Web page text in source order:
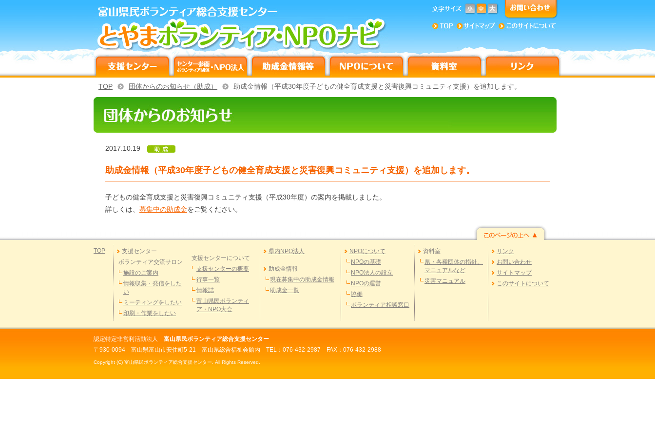
TOP 団体からのお知らせ（助成） 助成金情報（平成30年度子どもの健全育成支援と災害復興コミュニティ支援）を追加します。
2017.10.19
助成金情報（平成30年度子どもの健全育成支援と災害復興コミュニティ支援）を追加します。
子どもの健全育成支援と災害復興コミュニティ支援（平成30年度）の案内を掲載しました。
詳しくは、 募集中の助成金をご覧ください。
TOP
支援センター
ボランティア交流サロン
施設のご案内
情報収集・発信をした
い
ミーティングをしたい
印刷・作業をしたい
支援センターについて
支援センターの概要
行事一覧
情報誌
富山県民ボランティ
ア・NPO大会
県内NPO法人
助成金情報
現在募集中の助成金情報
助成金一覧
NPOについて
NPOの基礎
NPO法人の設立
NPOの運営
協働
ボランティア相談窓口
資料室
県・各種団体の指針、
マニュアルなど
災害マニュアル
リンク
お問い合わせ
サイトマップ
このサイトについて
認定特定非営利活動法人 富山県民ボランティア総合支援センター
〒930-0094 富山県富山市安住町5-21 富山県総合福祉会館内 TEL：076-432-2987 FAX：076-432-2988
Copyright (C) 富山県民ボランティア総合支援センター. All Rights Reserved.